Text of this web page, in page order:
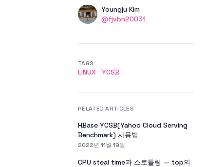
AuthorsName
Youngju Kim
Twitter
@fjvbn20031
TAGS
LINUX YCSB
RELATED ARTICLES
HBase YCSB(Yahoo Cloud Serving
Benchmark) 사용법
2022년 11월 19일
CPU steal time과 스로틀링 — top의